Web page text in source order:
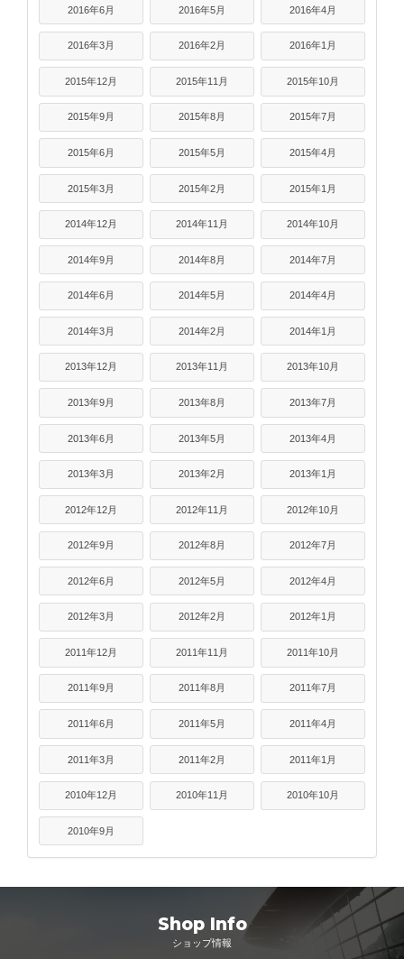
2016年6月 2016年5月 2016年4月
2016年3月 2016年2月 2016年1月
2015年12月 2015年11月 2015年10月
2015年9月 2015年8月 2015年7月
2015年6月 2015年5月 2015年4月
2015年3月 2015年2月 2015年1月
2014年12月 2014年11月 2014年10月
2014年9月 2014年8月 2014年7月
2014年6月 2014年5月 2014年4月
2014年3月 2014年2月 2014年1月
2013年12月 2013年11月 2013年10月
2013年9月 2013年8月 2013年7月
2013年6月 2013年5月 2013年4月
2013年3月 2013年2月 2013年1月
2012年12月 2012年11月 2012年10月
2012年9月 2012年8月 2012年7月
2012年6月 2012年5月 2012年4月
2012年3月 2012年2月 2012年1月
2011年12月 2011年11月 2011年10月
2011年9月 2011年8月 2011年7月
2011年6月 2011年5月 2011年4月
2011年3月 2011年2月 2011年1月
2010年12月 2010年11月 2010年10月
2010年9月
Shop Info
ショップ情報